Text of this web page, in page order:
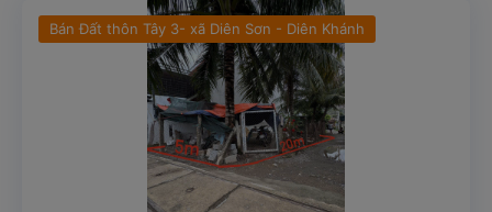
Bán Đất thôn Tây 3- xã Diên Sơn - Diên Khánh